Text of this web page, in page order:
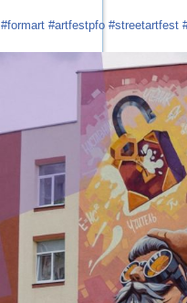
#formart #artfestpfo #streetartfest